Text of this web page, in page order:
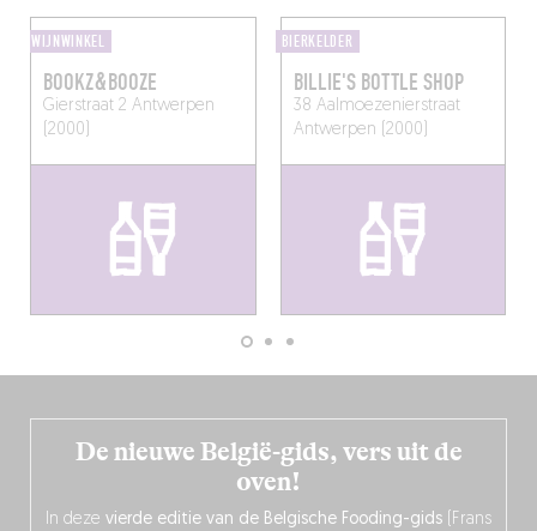
WIJNWINKEL
BOOKZ&BOOZE
Gierstraat 2 Antwerpen
(2000)
BIERKELDER
BILLIE'S BOTTLE SHOP
38 Aalmoezenierstraat
Antwerpen (2000)
De nieuwe België-gids, vers uit de
oven!
In deze vierde editie van de Belgische Fooding-gids (Frans